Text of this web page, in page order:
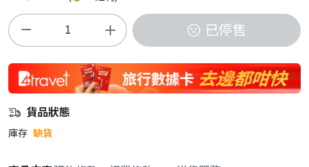
已停售
貨品狀態
庫存 缺貨